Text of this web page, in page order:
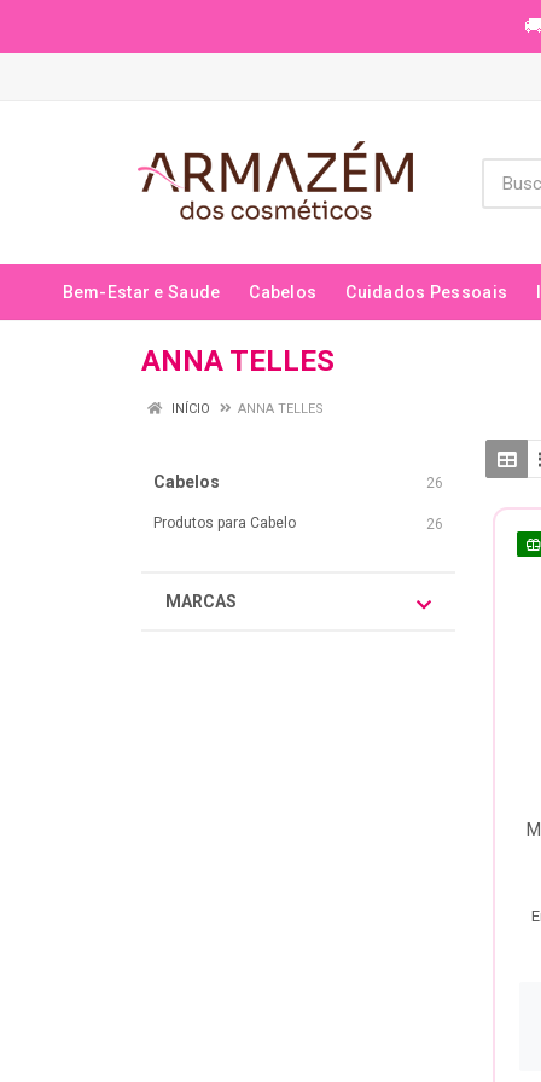
Bem-Estar e Saude Cabelos Cuidados Pessoais
ANNA TELLES
INÍCIO ANNA TELLES
Cabelos 26
Produtos para Cabelo 26
MARCAS